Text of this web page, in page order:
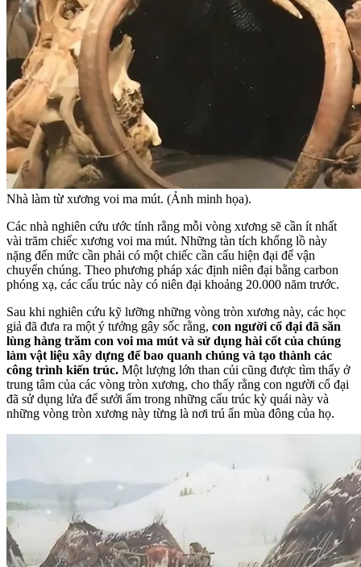
Nhà làm từ xương voi ma mút. (Ảnh minh họa).
Các nhà nghiên cứu ước tính rằng mỗi vòng xương sẽ cần ít nhất
vài trăm chiếc xương voi ma mút. Những tàn tích khổng lồ này
nặng đến mức cần phải có một chiếc cần cẩu hiện đại để vận
chuyển chúng. Theo phương pháp xác định niên đại bằng carbon
phóng xạ, các cấu trúc này có niên đại khoảng 20.000 năm trước.
Sau khi nghiên cứu kỹ lưỡng những vòng tròn xương này, các học
giả đã đưa ra một ý tưởng gây sốc rằng, con người cổ đại đã săn
lùng hàng trăm con voi ma mút và sử dụng hài cốt của chúng
làm vật liệu xây dựng để bao quanh chúng và tạo thành các
công trình kiến trúc. Một lượng lớn than củi cũng được tìm thấy ở
trung tâm của các vòng tròn xương, cho thấy rằng con người cổ đại
đã sử dụng lửa để sưởi ấm trong những cấu trúc kỳ quái này và
những vòng tròn xương này từng là nơi trú ẩn mùa đông của họ.